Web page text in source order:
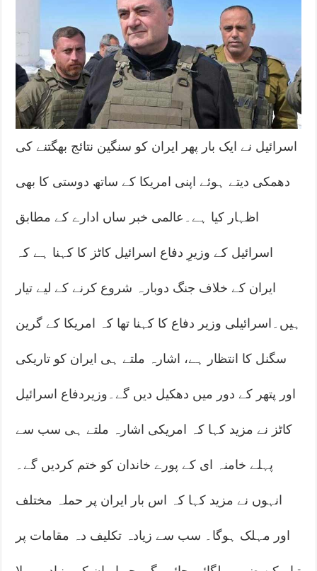
اسرائیل نے ایک بار پھر ایران کو سنگین نتائج بھگتنے کی
دھمکی دیتے ہوئے اپنی امریکا کے ساتھ دوستی کا بھی
اظہار کیا ہے۔عالمی خبر ساں ادارے کے مطابق
اسرائیل کے وزیرِ دفاع اسرائیل کاٹز کا کہنا ہے کہ
ایران کے خلاف جنگ دوبارہ شروع کرنے کے لیے تیار
ہیں۔اسرائیلی وزیر دفاع کا کہنا تھا کہ امریکا کے گرین
سگنل کا انتظار ہے، اشارہ ملتے ہی ایران کو تاریکی
اور پتھر کے دور میں دھکیل دیں گے۔وزیردفاع اسرائیل
کاٹز نے مزید کہا کہ امریکی اشارہ ملتے ہی سب سے
پہلے خامنہ ای کے پورے خاندان کو ختم کردیں گے۔
انہوں نے مزید کہا کہ اس بار ایران پر حملہ مختلف
اور مہلک ہوگا۔ سب سے زیادہ تکلیف دہ مقامات پر